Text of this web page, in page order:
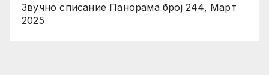
Звучно списание Панорама број 244, Март
2025